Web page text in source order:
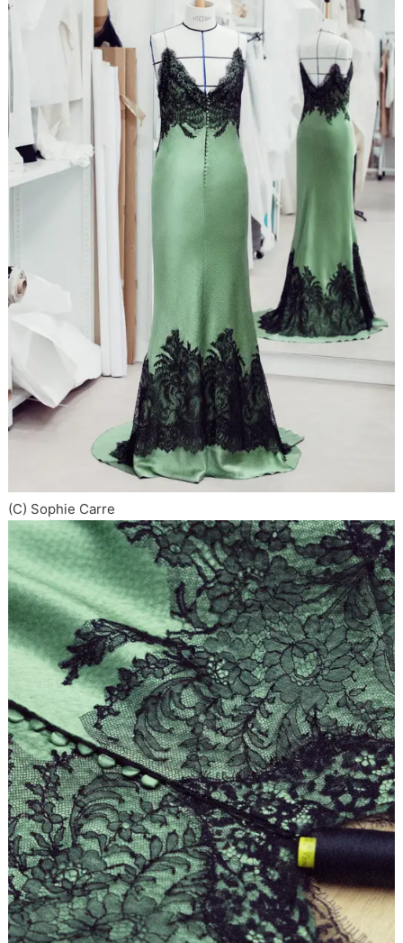
(C) Sophie Carre